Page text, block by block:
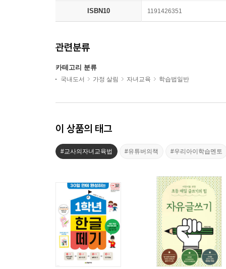
ISBN10 1191426351
관련분류
카테고리 분류
국내도서 가정 살림 자녀교육 학습법일반
이 상품의 태그
#교사의자녀교육법 #유튜버의책 #우리아이학습멘토